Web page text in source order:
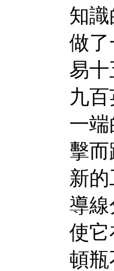
知識
做了
易
九
一
擊
新
導線
使
頓